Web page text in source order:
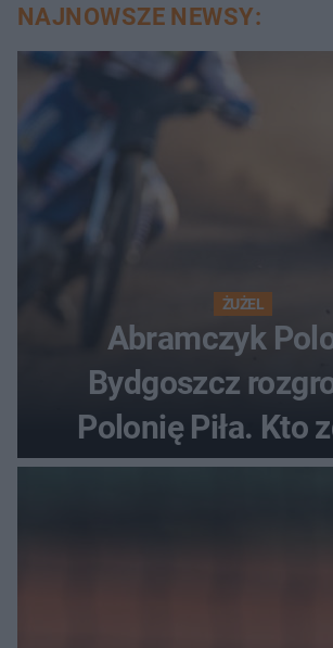
NAJNOWSZE NEWSY:
ŻUŻEL
Abramczyk
Bydgoszcz
Polonię Piła. Kto
najwięcej